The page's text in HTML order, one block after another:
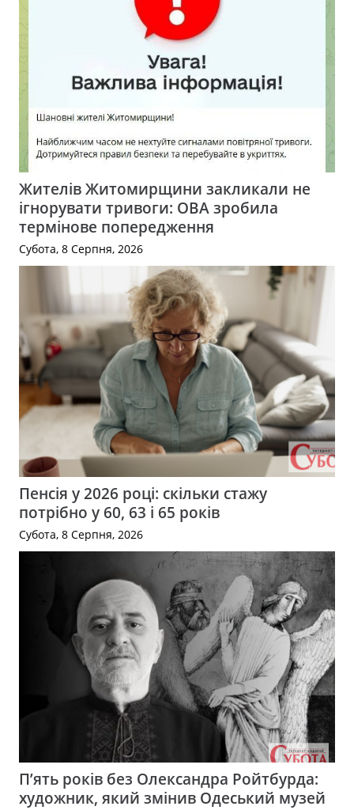
Жителів Житомирщини закликали не
ігнорувати тривоги: ОВА зробила
термінове попередження
Субота, 8 Серпня, 2026
Пенсія у 2026 році: скільки стажу
потрібно у 60, 63 і 65 років
Субота, 8 Серпня, 2026
П’ять років без Олександра Ройтбурда:
художник, який змінив Одеський музей